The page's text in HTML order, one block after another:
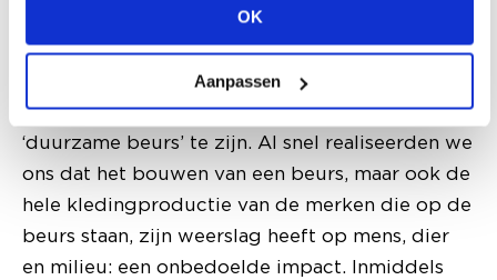
OK
Aanpassen
productiemogelijkheden je zien dat bewuster
kopen en inkopen makkelijker en leuker is dan
ooit. Toen we 25 jaar geleden begonnen met
Modefabriek, was het niet onze intentie om een
‘duurzame beurs’ te zijn. Al snel realiseerden we
ons dat het bouwen van een beurs, maar ook de
hele kledingproductie van de merken die op de
beurs staan, zijn weerslag heeft op mens, dier
en milieu: een onbedoelde impact. Inmiddels